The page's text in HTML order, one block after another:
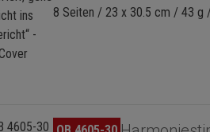
8 Seiten / 23 x 30.5 cm / 43 g
überspringen